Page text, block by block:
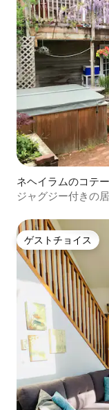
ネヘイラムのコテ
ジャグジー付きの
ゲストチョイス
ゲストチョイス